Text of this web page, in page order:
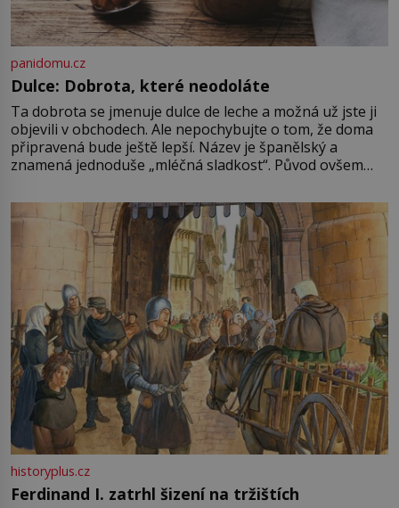
panidomu.cz
Dulce: Dobrota, které neodoláte
Ta dobrota se jmenuje dulce de leche a možná už jste ji
objevili v obchodech. Ale nepochybujte o tom, že doma
připravená bude ještě lepší. Název je španělský a
znamená jednoduše „mléčná sladkost“. Původ ovšem
pře hned několik latinskoamerických zemí a k tomu
Francie, kde se traduje,
historyplus.cz
Ferdinand I. zatrhl šizení na tržištích